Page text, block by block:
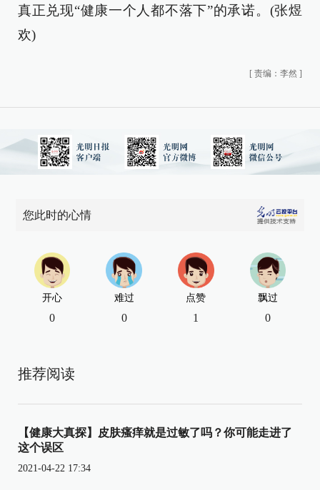
真正兑现“健康一个人都不落下”的承诺。(张煜
欢)
[ 责编：李然 ]
您此时的心情
开心
0
难过
0
点赞
1
飘过
0
推荐阅读
【健康大真探】皮肤瘙痒就是过敏了吗？你可能走进了
这个误区
2021-04-22 17:34